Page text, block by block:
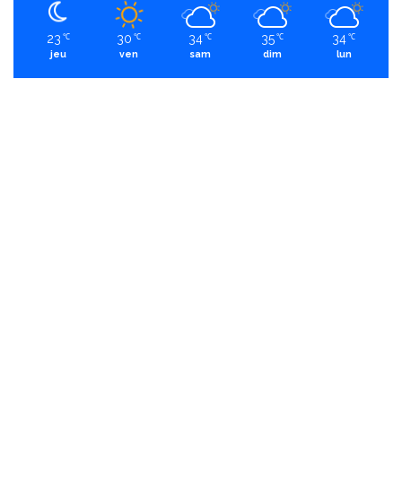
23 ℃
jeu
30 ℃
ven
34 ℃
sam
35 ℃
dim
34 ℃
lun